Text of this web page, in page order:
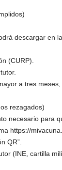
descargar en
(CURP).
a tres
rezagados)
necesario para
https://
QR”.
(INE, cartilla